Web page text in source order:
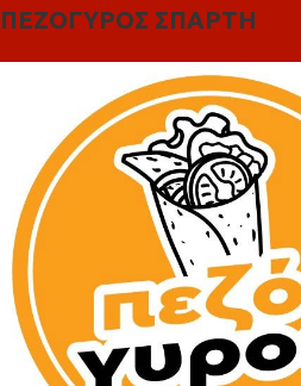
ΠΕΖΟΓΥΡΟΣ ΣΠΑΡΤΗ